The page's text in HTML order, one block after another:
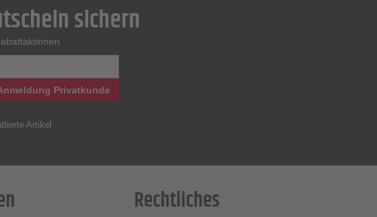
sichern
Privatkunde
Artikel
Rechtliches